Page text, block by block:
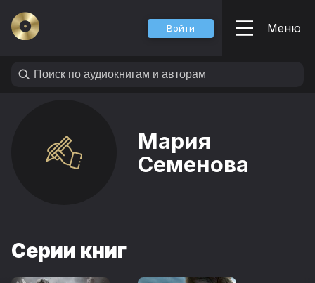
Войти Меню
Мария
Семенова
Серии книг